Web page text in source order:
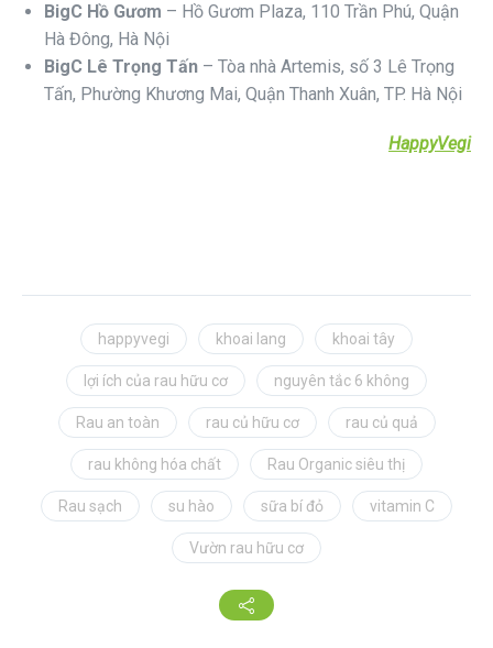
BigC Hồ Gươm – Hồ Gươm Plaza, 110 Trần Phú, Quận
Hà Đông, Hà Nội
BigC Lê Trọng Tấn – Tòa nhà Artemis, số 3 Lê Trọng
Tấn, Phường Khương Mai, Quận Thanh Xuân, TP. Hà Nội
HappyVegi
happyvegi khoai lang khoai tây
lợi ích của rau hữu cơ nguyên tắc 6 không
Rau an toàn rau củ hữu cơ rau củ quả
rau không hóa chất Rau Organic siêu thị
Rau sạch su hào sữa bí đỏ vitamin C
Vườn rau hữu cơ